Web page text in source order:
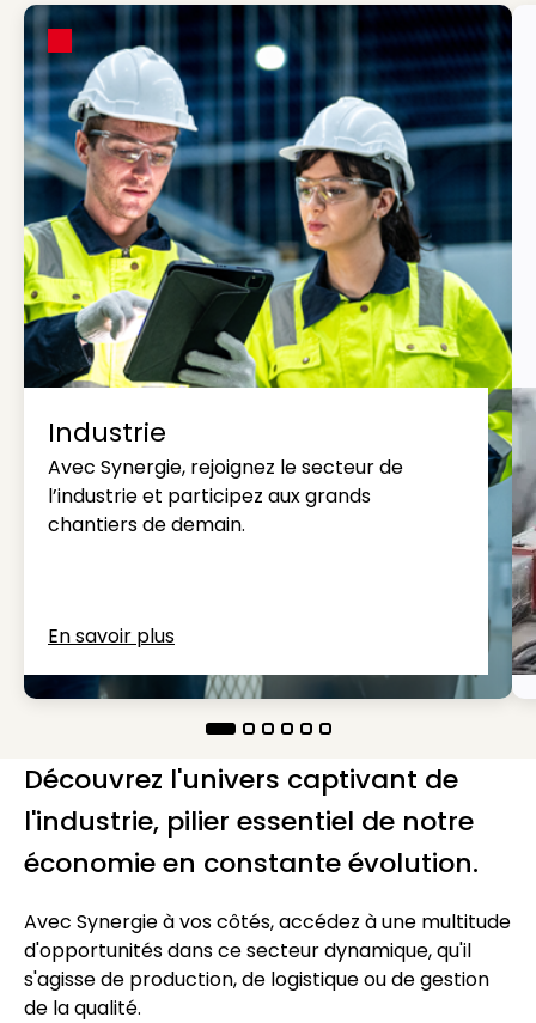
Industrie
Avec Synergie, rejoignez le secteur de
l’industrie et participez aux grands
chantiers de demain.
En savoir plus
Découvrez l'univers captivant de
l'industrie, pilier essentiel de notre
économie en constante évolution.
Avec Synergie à vos côtés, accédez à une multitude
d'opportunités dans ce secteur dynamique, qu'il
s'agisse de production, de logistique ou de gestion
de la qualité.